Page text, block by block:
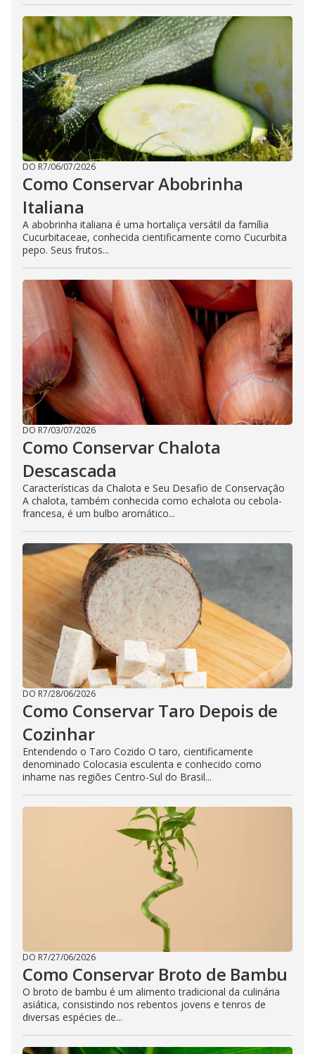
DO R7/06/07/2026
Como Conservar Abobrinha
Italiana
A abobrinha italiana é uma hortaliça versátil da família
Cucurbitaceae, conhecida cientificamente como Cucurbita
pepo. Seus frutos...
DO R7/03/07/2026
Como Conservar Chalota
Descascada
Características da Chalota e Seu Desafio de Conservação
A chalota, também conhecida como echalota ou cebola-
francesa, é um bulbo aromático...
DO R7/28/06/2026
Como Conservar Taro Depois de
Cozinhar
Entendendo o Taro Cozido O taro, cientificamente
denominado Colocasia esculenta e conhecido como
inhame nas regiões Centro-Sul do Brasil...
DO R7/27/06/2026
Como Conservar Broto de Bambu
O broto de bambu é um alimento tradicional da culinária
asiática, consistindo nos rebentos jovens e tenros de
diversas espécies de...